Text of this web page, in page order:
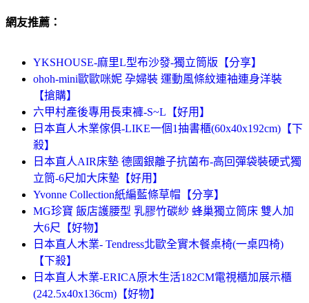
網友推薦：
YKSHOUSE-麻里L型布沙發-獨立筒版【分享】
ohoh-mini歐歐咪妮 孕婦裝 運動風條紋連袖連身洋裝
【搶購】
六甲村產後專用長束褲-S~L【好用】
日本直人木業傢俱-LIKE一個1抽書櫃(60x40x192cm)【下
殺】
日本直人AIR床墊 德國銀離子抗菌布-高回彈袋裝硬式獨
立筒-6尺加大床墊【好用】
Yvonne Collection紙編藍條草帽【分享】
MG珍寶 飯店護腰型 乳膠竹碳紗 蜂巢獨立筒床 雙人加
大6尺【好物】
日本直人木業- Tendress北歐全實木餐桌椅(一桌四椅)
【下殺】
日本直人木業-ERICA原木生活182CM電視櫃加展示櫃
(242.5x40x136cm)【好物】